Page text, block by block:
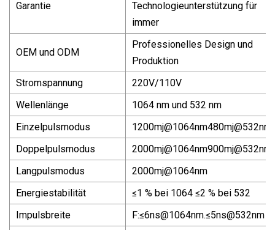
Garantie
Technologieunterstützung für
immer
OEM und ODM
Professionelles Design und
Produktion
Stromspannung
220V/110V
Wellenlänge
1064 nm und 532 nm
Einzelpulsmodus
1200mj@1064nm480mj@532nm
Doppelpulsmodus
2000mj@1064nm900mj@532nm
Langpulsmodus
2000mj@1064nm
Energiestabilität
≤1 % bei 1064 ≤2 % bei 532
Impulsbreite
F:≤6ns@1064nm.≤5ns@532nm